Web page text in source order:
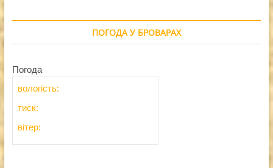
ПОГОДА У БРОВАРАХ
Погода
вологість:
тиск:
вітер: